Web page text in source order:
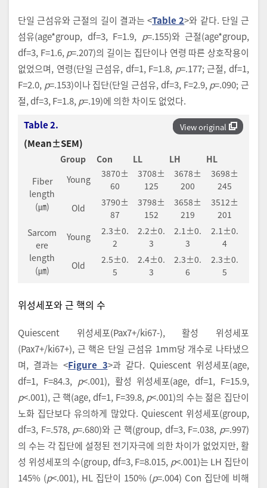
단일 근섬유와 근절의 길이 결과는 <Table 2>와 같다. 단일 근
섬유(age*group, df=3, F=1.9, p=.155)와 근절(age*group,
df=3, F=1.6, p=.207)의 길이는 집단이나 연령 따른 상호작용이
없었으며, 연령(단일 근섬유, df=1, F=1.8, p=.177; 근절, df=1,
F=2.0, p=.153)이나 집단(단일 근섬유, df=3, F=2.9, p=.090; 근
절, df=3, F=1.8, p=.19)에 의한 차이도 없었다.
View original
Table 2.
(Mean±SEM)
Group Con LL LH
HL
Fiber
length
(㎛)
Young
3870±
60
3708±
125
3678±
200
3698±
245
Old
3790±
87
3798±
152
3658±
219
3512±
201
Sarcom
ere
length
(㎛)
Young
2.3±0.
2
2.2±0.
3
2.1±0.
3
2.1±0.
4
Old
2.5±0.
5
2.4±0.
3
2.3±0.
6
2.3±0.
5
위성세포와 근 핵의 수
Quiescent 위성세포(Pax7+/ki67-), 활성 위성세포
(Pax7+/ki67+), 근 핵은 단일 근섬유 1mm당 개수로 나타냈으
며, 결과는 <Figure 3>과 같다. Quiescent 위성세포(age,
df=1, F=84.3, p<.001), 활성 위성세포(age, df=1, F=15.9,
p<.001), 근 핵(age, df=1, F=39.8, p<.001)의 수는 젊은 집단이
노화 집단보다 유의하게 많았다. Quiescent 위성세포(group,
df=3, F=.578, p=.680)와 근 핵(group, df=3, F=.038, p=.997)
의 수는 각 집단에 설정된 전기자극에 의한 차이가 없었지만, 활
성 위성세포의 수(group, df=3, F=8.015, p<.001)는 LH 집단이
145% (p<.001), HL 집단이 150% (p=.004) Con 집단에 비해